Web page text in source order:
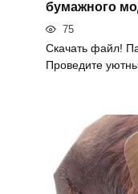
бумажного
75
Скачать файл!
Проведите